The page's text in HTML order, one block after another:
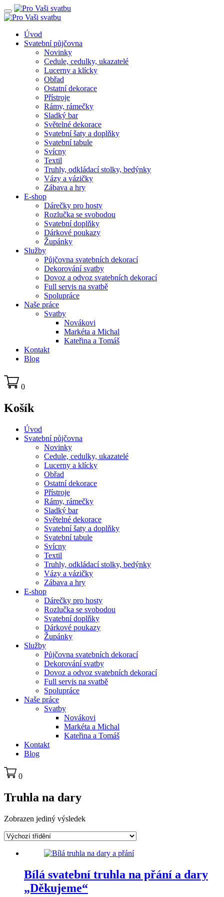
Úvod
Svatební půjčovna
Novinky
Cedule, cedulky, ukazatelé
Lucerny a klícky
Obřad
Ostatní dekorace
Přístroje
Rámy, rámečky
Sladký bar
Světelné dekorace
Svatební šaty a doplňky
Svatební tabule
Svícny
Textil
Truhly, odkládací stolky, bedýnky
Vázy a vázičky
Zábava a hry
E-shop
Dárečky pro hosty
Rozlučka se svobodou
Svatební doplňky
Dárkové poukazy
Župánky
Služby
Půjčovna svatebních dekorací
Dekorování svatby
Dovoz a odvoz svatebních dekorací
Full servis na svatbě
Spolupráce
Naše práce
Svatby
Novákovi
Markéta a Michal
Kateřina a Tomáš
Kontakt
Blog
0
Košík
Úvod
Svatební půjčovna
Novinky
Cedule, cedulky, ukazatelé
Lucerny a klícky
Obřad
Ostatní dekorace
Přístroje
Rámy, rámečky
Sladký bar
Světelné dekorace
Svatební šaty a doplňky
Svatební tabule
Svícny
Textil
Truhly, odkládací stolky, bedýnky
Vázy a vázičky
Zábava a hry
E-shop
Dárečky pro hosty
Rozlučka se svobodou
Svatební doplňky
Dárkové poukazy
Župánky
Služby
Půjčovna svatebních dekorací
Dekorování svatby
Dovoz a odvoz svatebních dekorací
Full servis na svatbě
Spolupráce
Naše práce
Svatby
Novákovi
Markéta a Michal
Kateřina a Tomáš
Kontakt
Blog
0
Truhla na dary
Zobrazen jediný výsledek
Bílá svatební truhla na přání a dary
„Děkujeme“